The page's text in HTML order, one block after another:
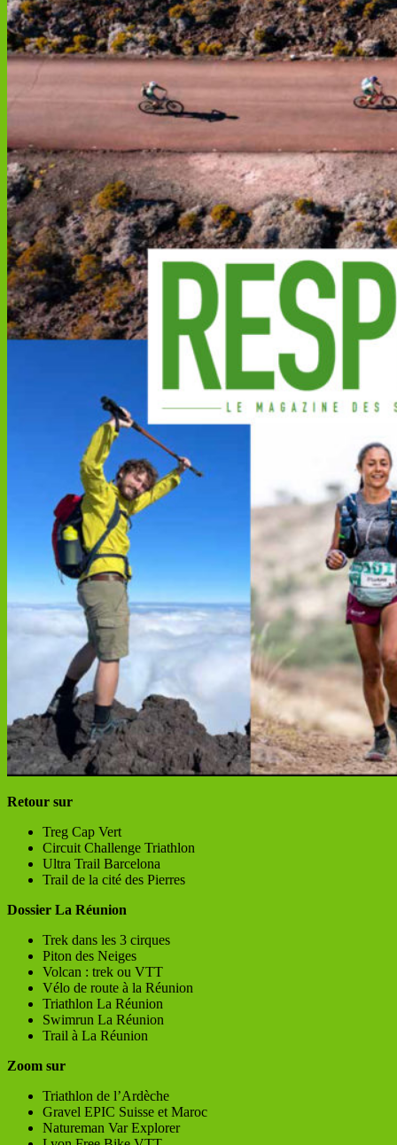
Retour sur
Treg Cap Vert
Circuit Challenge Triathlon
Ultra Trail Barcelona
Trail de la cité des Pierres
Dossier La Réunion
Trek dans les 3 cirques
Piton des Neiges
Volcan : trek ou VTT
Vélo de route à la Réunion
Triathlon La Réunion
Swimrun La Réunion
Trail à La Réunion
Zoom sur
Triathlon de l’Ardèche
Gravel EPIC Suisse et Maroc
Natureman Var Explorer